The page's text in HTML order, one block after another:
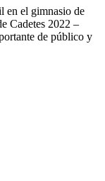
en el gimnasio de
Cadetes 2022 –
de público y